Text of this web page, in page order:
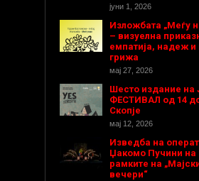
јуни 1, 2026
Изложбата „Меѓу
– визуелна
емпатија, надеж и
грижа
мај 27, 2026
Шесто издание на
ФЕСТИВАЛ од 14
Скопје
мај 12, 2026
Изведба на
Џакомо Пучини на
рамките на
вечери“